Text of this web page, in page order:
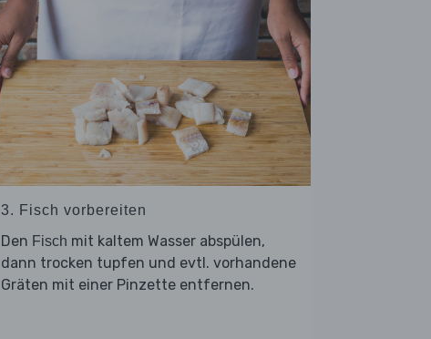
3. Fisch vorbereiten
Den Fisch mit kaltem Wasser abspülen,
dann trocken tupfen und evtl. vorhandene
Gräten mit einer Pinzette entfernen.